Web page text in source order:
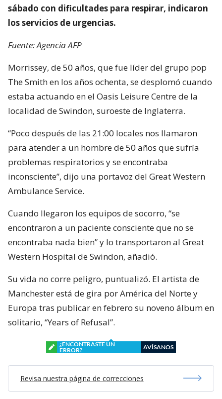
sábado con dificultades para respirar, indicaron
los servicios de urgencias.
Fuente: Agencia AFP
Morrissey, de 50 años, que fue líder del grupo pop
The Smith en los años ochenta, se desplomó cuando
estaba actuando en el Oasis Leisure Centre de la
localidad de Swindon, suroeste de Inglaterra.
“Poco después de las 21:00 locales nos llamaron
para atender a un hombre de 50 años que sufría
problemas respiratorios y se encontraba
inconsciente”, dijo una portavoz del Great Western
Ambulance Service.
Cuando llegaron los equipos de socorro, “se
encontraron a un paciente consciente que no se
encontraba nada bien” y lo transportaron al Great
Western Hospital de Swindon, añadió.
Su vida no corre peligro, puntualizó. El artista de
Manchester está de gira por América del Norte y
Europa tras publicar en febrero su noveno álbum en
solitario, “Years of Refusal”.
¿ENCONTRASTE UN
ERROR?
AVÍSANOS
Revisa nuestra página de correcciones